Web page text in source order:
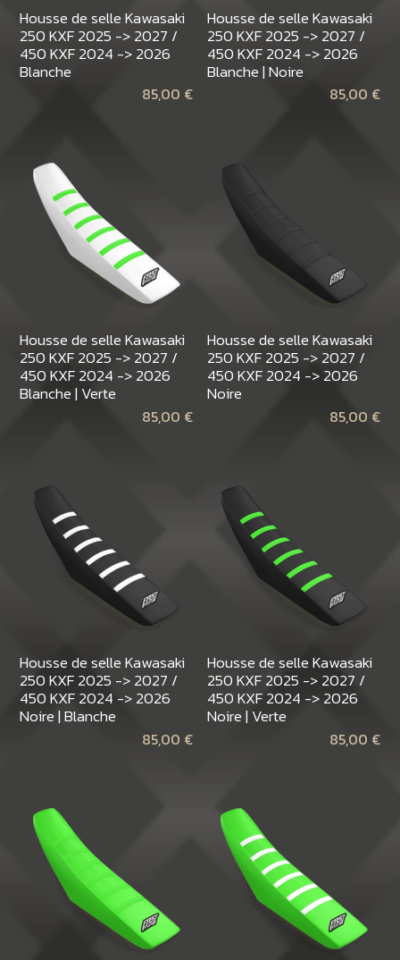
Housse de selle Kawasaki
250 KXF 2025 -> 2027 /
450 KXF 2024 -> 2026
Blanche
85,00 €
Housse de selle Kawasaki
250 KXF 2025 -> 2027 /
450 KXF 2024 -> 2026
Blanche | Noire
85,00 €
Housse de selle Kawasaki
250 KXF 2025 -> 2027 /
450 KXF 2024 -> 2026
Blanche | Verte
85,00 €
Housse de selle Kawasaki
250 KXF 2025 -> 2027 /
450 KXF 2024 -> 2026
Noire
85,00 €
Housse de selle Kawasaki
250 KXF 2025 -> 2027 /
450 KXF 2024 -> 2026
Noire | Blanche
85,00 €
Housse de selle Kawasaki
250 KXF 2025 -> 2027 /
450 KXF 2024 -> 2026
Noire | Verte
85,00 €